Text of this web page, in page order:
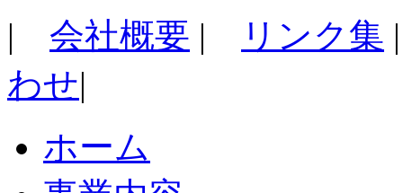
| 会社概要 | リンク集
わせ|
ホーム